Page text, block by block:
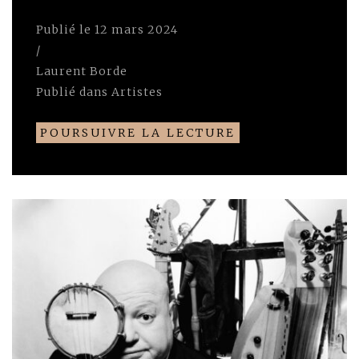
Publié le 12 mars 2024
/
Laurent Borde
Publié dans Artistes
POURSUIVRE LA LECTURE